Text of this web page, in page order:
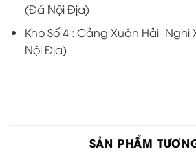
(Đá Nội Địa)
Kho Số 4 : Cảng Xuân Hải- Nghi
Nội Địa)
SẢN PHẨM